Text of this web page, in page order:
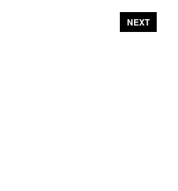
NEXT